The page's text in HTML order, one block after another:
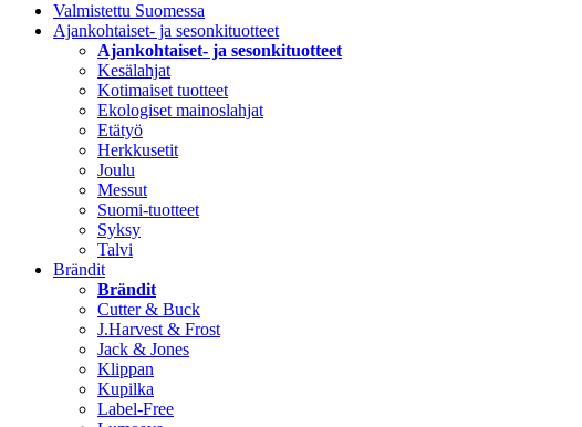
Valmistettu Suomessa
Ajankohtaiset- ja sesonkituotteet
Ajankohtaiset- ja sesonkituotteet
Kesälahjat
Kotimaiset tuotteet
Ekologiset mainoslahjat
Etätyö
Herkkusetit
Joulu
Messut
Suomi-tuotteet
Syksy
Talvi
Brändit
Brändit
Cutter & Buck
J.Harvest & Frost
Jack & Jones
Klippan
Kupilka
Label-Free